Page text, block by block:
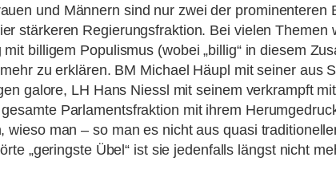
und Männern sind nur zwei der
stärkeren Regierungsfraktion. Bei vielen
billigem Populismus (wobei „billig“ in diesem
zu erklären. BM Michael Häupl mit seiner aus
galore, LH Hans Niessl mit seinem verkrampft
Parlamentsfraktion mit ihrem
wieso man – so man es nicht aus quasi
„geringste Übel“ ist sie jedenfalls längst nicht